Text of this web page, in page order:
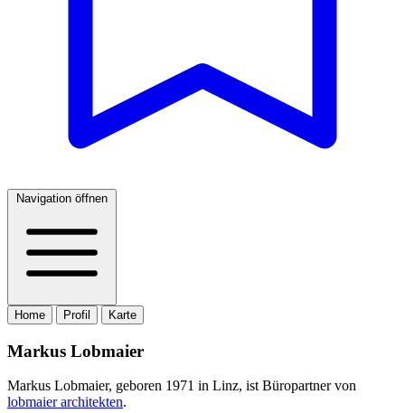
Navigation öffnen
Home Profil Karte
Markus Lobmaier
Markus Lobmaier, geboren 1971 in Linz, ist Büropartner von
lobmaier architekten.